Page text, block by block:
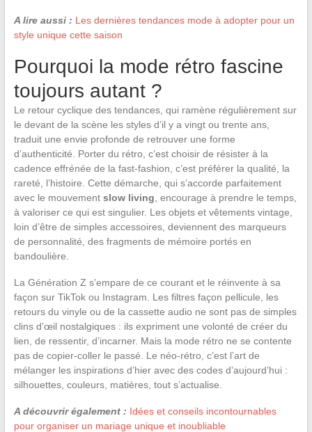
A lire aussi : Les dernières tendances mode à adopter pour un
style unique cette saison
Pourquoi la mode rétro fascine
toujours autant ?
Le retour cyclique des tendances, qui ramène régulièrement sur
le devant de la scène les styles d’il y a vingt ou trente ans,
traduit une envie profonde de retrouver une forme
d’authenticité. Porter du rétro, c’est choisir de résister à la
cadence effrénée de la fast-fashion, c’est préférer la qualité, la
rareté, l’histoire. Cette démarche, qui s’accorde parfaitement
avec le mouvement slow living , encourage à prendre le temps,
à valoriser ce qui est singulier. Les objets et vêtements vintage,
loin d’être de simples accessoires, deviennent des marqueurs
de personnalité, des fragments de mémoire portés en
bandoulière.
La Génération Z s’empare de ce courant et le réinvente à sa
façon sur TikTok ou Instagram. Les filtres façon pellicule, les
retours du vinyle ou de la cassette audio ne sont pas de simples
clins d’œil nostalgiques : ils expriment une volonté de créer du
lien, de ressentir, d’incarner. Mais la mode rétro ne se contente
pas de copier-coller le passé. Le néo-rétro, c’est l’art de
mélanger les inspirations d’hier avec des codes d’aujourd’hui :
silhouettes, couleurs, matières, tout s’actualise.
A découvrir également : Idées et conseils incontournables
pour organiser un mariage unique et inoubliable